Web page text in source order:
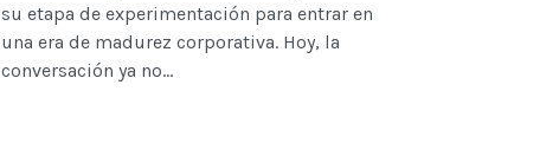
su etapa de experimentación para entrar en
una era de madurez corporativa. Hoy, la
conversación ya no...